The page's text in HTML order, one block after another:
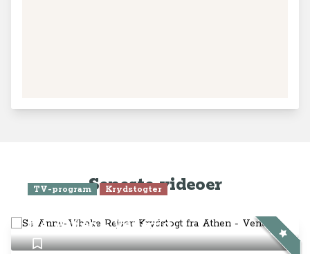
Seneste videoer
TV-program Krydstogter
fra Athen - Venedig